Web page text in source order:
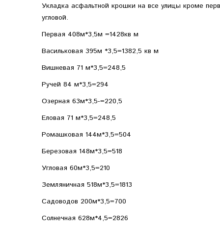
Укладка асфальтной крошки на все улицы кроме
угловой.
Первая 408м*3,5м =1428кв м
Васильковая 395м *3,5=1382,5 кв м
Вишневая 71 м*3,5=248,5
Ручей 84 м*3,5=294
Озерная 63м*3,5-=220,5
Еловая 71 м*3,5=248,5
Ромашковая 144м*3,5=504
Березовая 148м*3,5=518
Угловая 60м*3,5=210
Земляничная 518м*3,5=1813
Садоводов 200м*3,5=700
Солнечная 628м*4,5=2826